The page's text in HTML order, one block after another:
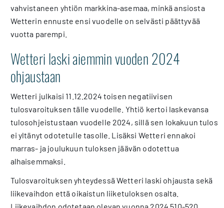
vahvistaneen yhtiön markkina-asemaa, minkä ansiosta
Wetterin ennuste ensi vuodelle on selvästi päättyvää
vuotta parempi.
Wetteri laski aiemmin vuoden 2024
ohjaustaan
Wetteri julkaisi 11.12.2024 toisen negatiivisen
tulosvaroituksen tälle vuodelle. Yhtiö kertoi laskevansa
tulosohjeistustaan vuodelle 2024, sillä sen lokakuun tulos
ei yltänyt odotetulle tasolle. Lisäksi Wetteri ennakoi
marras- ja joulukuun tuloksen jäävän odotettua
alhaisemmaksi.
Tulosvaroituksen yhteydessä Wetteri laski ohjausta sekä
liikevaihdon että oikaistun liiketuloksen osalta.